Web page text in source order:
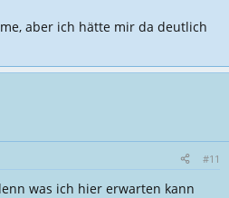
aber ich hätte mir da deutlich
#11
was ich hier erwarten kann